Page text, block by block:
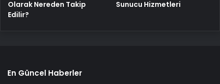
Olarak Nereden Takip
Edilir?
Sunucu Hizmetleri
En Güncel Haberler